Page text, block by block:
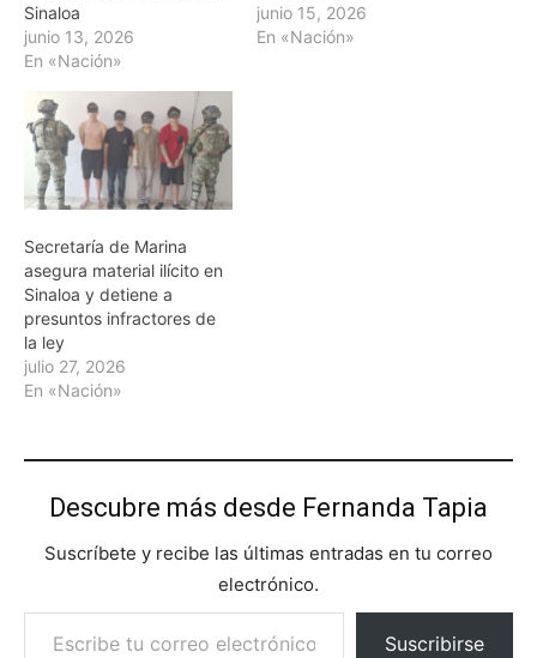
Sinaloa
junio 13, 2026
En «Nación»
junio 15, 2026
En «Nación»
Secretaría de Marina
asegura material ilícito en
Sinaloa y detiene a
presuntos infractores de
la ley
julio 27, 2026
En «Nación»
Descubre más desde Fernanda Tapia
Suscríbete y recibe las últimas entradas en tu correo
electrónico.
Escribe tu correo electrónico…
Suscribirse